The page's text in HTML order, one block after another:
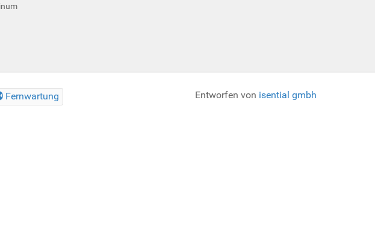
Fernwartung Entworfen von isential gmbh